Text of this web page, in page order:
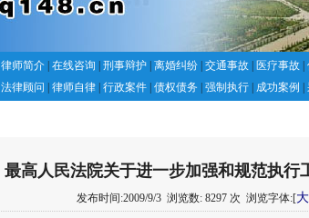
律师简介| 在线咨询 刑事辩护 离婚纠纷 交通事故 医疗事故
法律顾问 律师自律 行政案件 债权债务 强制执行 成功案例
最高人民法院关于进一步加强和规范执行
发布时间:2009/9/3 浏览数: 8297 次 浏览字体:[大